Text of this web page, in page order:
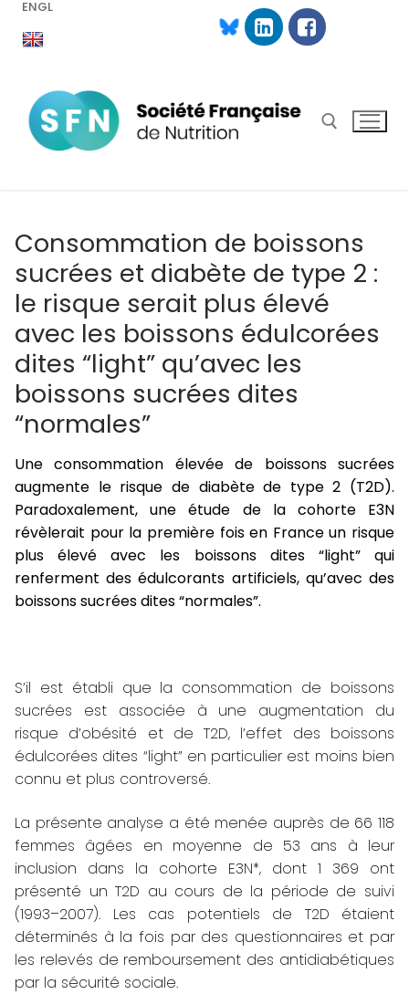
AllerENGL
Consommation de boissons
sucrées et diabète de type 2 :
le risque serait plus élevé
avec les boissons édulcorées
dites “light” qu’avec les
boissons sucrées dites
“normales”
Une consommation élevée de boissons sucrées
augmente le risque de diabète de type 2 (T2D).
Paradoxalement, une étude de la cohorte E3N
révèlerait pour la première fois en France un risque
plus élevé avec les boissons dites “light” qui
renferment des édulcorants artificiels, qu’avec des
boissons sucrées dites “normales”.
S’il est établi que la consommation de boissons
sucrées est associée à une augmentation du
risque d’obésité et de T2D, l’effet des boissons
édulcorées dites “light” en particulier est moins bien
connu et plus controversé.
La présente analyse a été menée auprès de 66 118
femmes âgées en moyenne de 53 ans à leur
inclusion dans la cohorte E3N*, dont 1 369 ont
présenté un T2D au cours de la période de suivi
(1993–2007). Les cas potentiels de T2D étaient
déterminés à la fois par des questionnaires et par
les relevés de remboursement des antidiabétiques
par la sécurité sociale.